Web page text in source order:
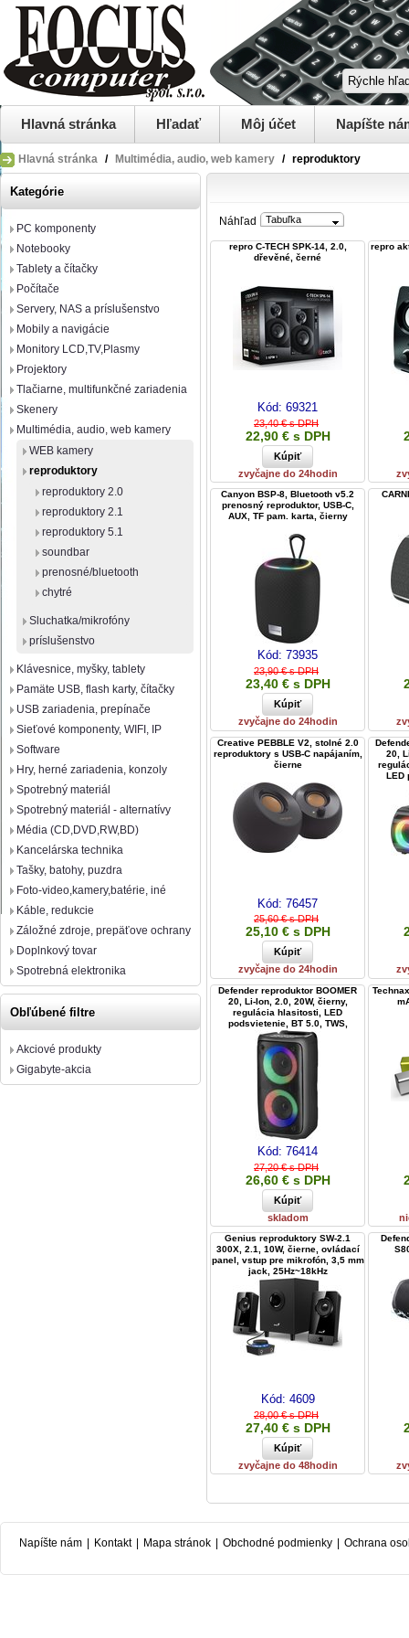
Hlavná stránka Hľadať Môj účet Napíšte
Hlavná stránka / Multimédia, audio, web kamery / reproduktory
Kategórie
PC komponenty
Notebooky
Tablety a čítačky
Počítače
Servery, NAS a príslušenstvo
Mobily a navigácie
Monitory LCD,TV,Plasmy
Projektory
Tlačiarne, multifunkčné zariadenia
Skenery
Multimédia, audio, web kamery
WEB kamery
reproduktory
reproduktory 2.0
reproduktory 2.1
reproduktory 5.1
soundbar
prenosné/bluetooth
chytré
Sluchatka/mikrofóny
príslušenstvo
Klávesnice, myšky, tablety
Pamäte USB, flash karty, čítačky
USB zariadenia, prepínače
Sieťové komponenty, WIFI, IP
Software
Hry, herné zariadenia, konzoly
Spotrebný materiál
Spotrebný materiál - alternatívy
Média (CD,DVD,RW,BD)
Kancelárska technika
Tašky, batohy, puzdra
Foto-video,kamery,batérie, iné
Káble, redukcie
Záložné zdroje, prepäťove ochrany
Doplnkový tovar
Spotrebná elektronika
Obľúbené filtre
Akciové produkty
Gigabyte-akcia
Náhľad Tabuľka
repro C-TECH SPK-14, 2.0,
dřevěné, černé
Kód: 69321
23,40 € s DPH
22,90 € s DPH
zvyčajne do 24hodin
repro
Canyon BSP-8, Bluetooth v5.2
prenosný reproduktor, USB-C,
AUX, TF pam. karta, čierny
Kód: 73935
23,90 € s DPH
23,40 € s DPH
zvyčajne do 24hodin
Creative PEBBLE V2, stolné 2.0
reproduktory s USB-C napájaním,
čierne
Kód: 76457
25,60 € s DPH
25,10 € s DPH
zvyčajne do 24hodin
20,
LED
Defender reproduktor BOOMER
20, Li-Ion, 2.0, 20W, čierny,
regulácia hlasitosti, LED
podsvietenie, BT 5.0, TWS,
150Hz~18kHz
Kód: 76414
27,20 € s DPH
26,60 € s DPH
skladom
Genius reproduktory SW-2.1
300X, 2.1, 10W, čierne, ovládací
panel, vstup pre mikrofón, 3,5 mm
jack, 25Hz~18kHz
Kód: 4609
28,00 € s DPH
27,40 € s DPH
zvyčajne do 48hodin
Napíšte nám Kontakt Mapa stránok Obchodné podmienky Ochrana